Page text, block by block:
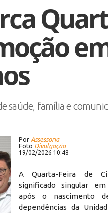
saúde, família e
Por Assessoria
Foto Divulgação
19/02/2026 10:48
A Quarta-Feira de
significado singular
após o nascimento
dependências da